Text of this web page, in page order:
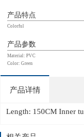
产品特点
Colorful
产品参数
Material: PVC
Color: Green
产品详情
Length: 150CM Inner